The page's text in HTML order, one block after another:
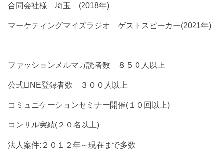
合同会社様 埼玉 (2018年)
マーケティングマイズラジオ ゲストスピーカー(2021年)
ファッションメルマガ読者数 ８５０人以上
公式LINE登録者数 ３００人以上
コミュニケーションセミナー開催(１０回以上)
コンサル実績(２０名以上)
法人案件:２０１２年～現在まで多数